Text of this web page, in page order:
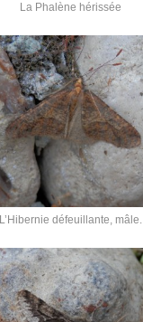
La Phalène hérissée
L’Hibernie défeuillante, mâle.